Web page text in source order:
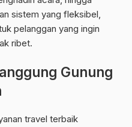
sistem yang fleksibel,
pelanggan yang ingin
ribet.
Gunung
travel terbaik